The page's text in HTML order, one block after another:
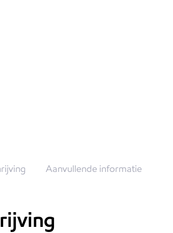
Aanvullende informatie